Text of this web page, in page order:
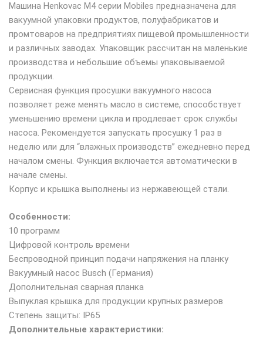
Машина Henkovac M4 серии Mobiles предназначена для
вакуумной упаковки продуктов, полуфабрикатов и
промтоваров на предприятиях пищевой промышленности
и различных заводах. Упаковщик рассчитан на маленькие
производства и небольшие объемы упаковываемой
продукции.
Сервисная функция просушки вакуумного насоса
позволяет реже менять масло в системе, способствует
уменьшению времени цикла и продлевает срок службы
насоса. Рекомендуется запускать просушку 1 раз в
неделю или для “влажных производств” ежедневно перед
началом смены. Функция включается автоматически в
начале смены.
Корпус и крышка выполнены из нержавеющей стали.
Особенности:
10 программ
Цифровой контроль времени
Беспроводной принцип подачи напряжения на планку
Вакуумный насос Busch (Германия)
Дополнительная сварная планка
Выпуклая крышка для продукции крупных размеров
Степень защиты: IP65
Дополнительные характеристики: